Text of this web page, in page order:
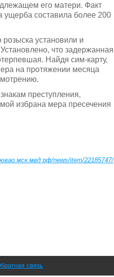
его матери. Факт
ущерба составила более 200
розыска установили и
что задержанная
Найдя сим-карту,
на протяжении месяца
преступления,
избрана мера пресечения
news/item/22185747/
связь